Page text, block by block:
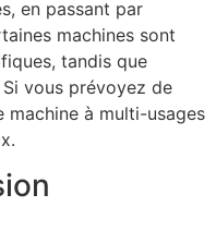
en passant par
machines sont
tandis que
vous prévoyez de
machine à multi-usages